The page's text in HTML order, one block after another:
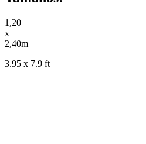
1,20
x
2,40m
3.95 x 7.9 ft